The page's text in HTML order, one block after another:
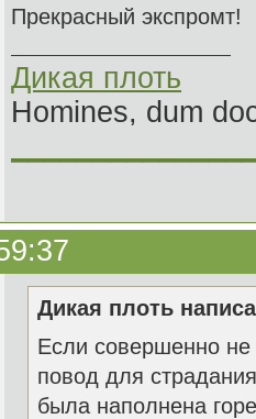
Прекрасный экспромт!
Дикая плоть
Homines, dum
Дикая плоть
Если совершенно не
повод для
была наполнена